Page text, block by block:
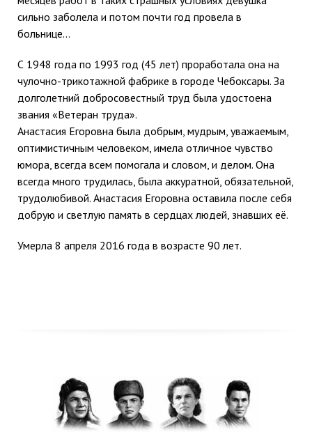
сильно заболела и потом почти год провела в
больнице…
С 1948 года по 1993 год (45 лет) проработала она на
чулочно-трикотажной фабрике в городе Чебоксары. За
долголетний добросовестный труд была удостоена
звания «Ветеран труда».
Анастасия Егоровна была добрым, мудрым, уважаемым,
оптимистичным человеком, имела отличное чувство
юмора, всегда всем помогала и словом, и делом. Она
всегда много трудилась, была аккуратной, обязательной,
трудолюбивой. Анастасия Егоровна оставила после себя
добрую и светлую память в сердцах людей, знавших её.
Умерла 8 апреля 2016 года в возрасте 90 лет.